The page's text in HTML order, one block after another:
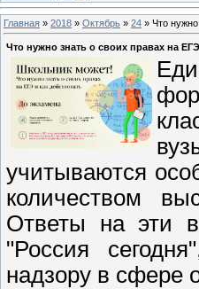
Главная » 2018 » Октябрь » 24 » Что
Что нужно знать о своих правах на ЕГЭ
учитываются
количеством
Ответы на эти
"Россия
надзору в сфере